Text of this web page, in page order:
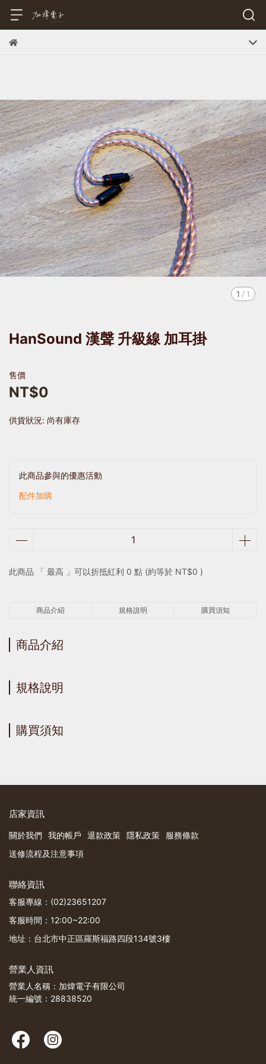
1 / 1
HanSound 漢聲 升級線 加耳掛
售價
NT$0
供貨狀況: 尚有庫存
此商品參與的優惠活動
配件加購
此商品 「 最高 」可以折抵紅利 0 點 (約等於 NT$0 )
商品介紹 規格說明 購買須知
商品介紹
規格說明
購買須知
店家資訊
關於我們 我的帳戶 退款政策 隱私政策
服務條款
送修流程及注意事項
聯絡資訊
客服專線：(02)23651207
客服時間：12:00~22:00
地址：台北市中正區羅斯福路四段134號3樓
營業人資訊
營業人名稱：加煒電子有限公司
統一編號：28838520